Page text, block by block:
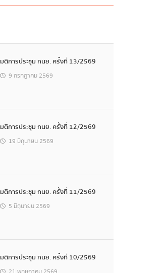
มติการประชุม กนย. ครั้งที่ 13/2569
9 กรกฎาคม 2569
มติการประชุม กนย. ครั้งที่ 12/2569
19 มิถุนายน 2569
มติการประชุม กนย. ครั้งที่ 11/2569
5 มิถุนายน 2569
มติการประชุม กนย. ครั้งที่ 10/2569